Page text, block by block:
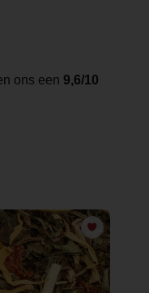
ons een 9,6/10